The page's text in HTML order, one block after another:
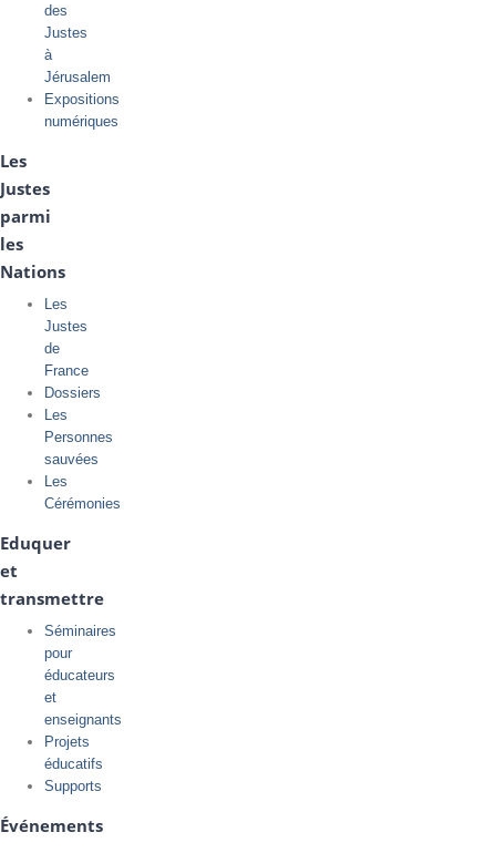
des
Justes
à
Jérusalem
Expositions
numériques
Les
Justes
parmi
les
Nations
Les
Justes
de
France
Dossiers
Les
Personnes
sauvées
Les
Cérémonies
Eduquer
et
transmettre
Séminaires
pour
éducateurs
et
enseignants
Projets
éducatifs
Supports
Événements